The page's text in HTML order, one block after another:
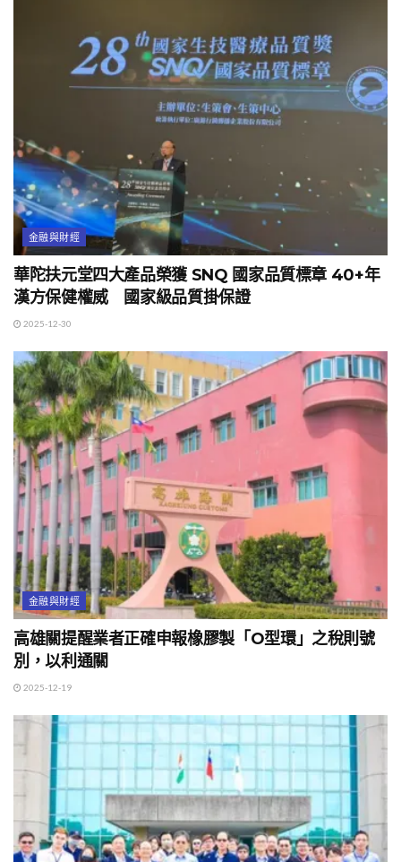
金融與財經
華陀扶元堂四大產品榮獲 SNQ 國家品質標章 40+年
漢方保健權威 國家級品質掛保證
2025-12-30
金融與財經
高雄關提醒業者正確申報橡膠製「O型環」之稅則號
別，以利通關
2025-12-19